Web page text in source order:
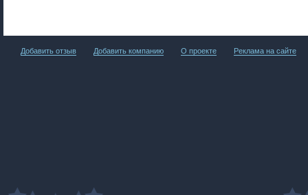
Добавить отзыв Добавить компанию О проекте Реклама на сайте